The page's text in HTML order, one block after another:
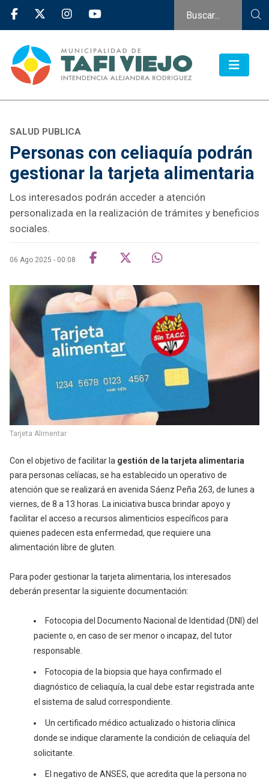
SALUD PUBLICA
Personas con celiaquía podrán
gestionar la tarjeta alimentaria
Los interesados podrán acceder a atención
personalizada en la realización de trámites y beneficios
sociales.
06 Ago 2025 - 00:08
Tarjeta Alimentar
Con el objetivo de facilitar la gestión de la tarjeta alimentaria
para personas celíacas, se ha establecido un operativo de
atención que se realizará en avenida Sáenz Peña 263, de lunes a
viernes, de 8 a 13 horas. La iniciativa busca brindar apoyo y
facilitar el acceso a recursos alimenticios específicos para
quienes padecen esta enfermedad, que requiere una
alimentación libre de gluten.
Para poder gestionar la tarjeta alimentaria, los interesados
deberán presentar la siguiente documentación:
Fotocopia del Documento Nacional de Identidad (DNI) del
paciente o, en caso de ser menor o incapaz, del tutor
responsable.
Fotocopia de la biopsia que haya confirmado el
diagnóstico de celiaquía, la cual debe estar registrada ante
el sistema de salud correspondiente.
Un certificado médico actualizado o historia clínica
donde se indique claramente la condición de celiaquía del
solicitante.
El negativo de ANSES, que acredita que la persona no